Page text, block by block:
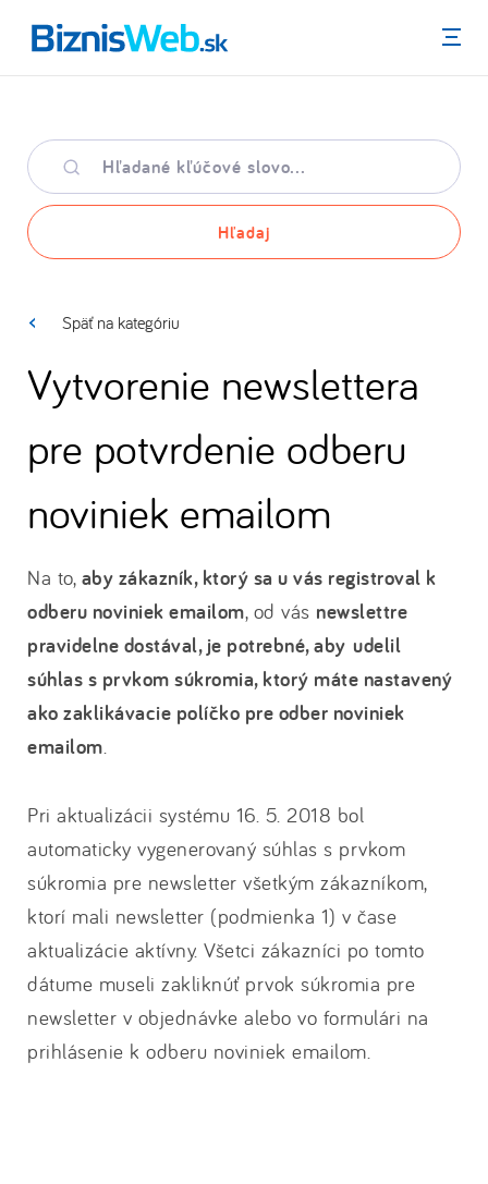
Menu
Hľadané
kľúčové
slovo
Hľadaj
Späť na kategóriu
Vytvorenie newslettera
pre potvrdenie odberu
noviniek emailom
Na to, aby zákazník, ktorý sa u vás registroval k
odberu noviniek emailom, od vás newslettre
pravidelne dostával, je potrebné, aby udelil
súhlas s prvkom súkromia, ktorý máte nastavený
ako zaklikávacie políčko pre odber noviniek
emailom.
Pri aktualizácii systému 16. 5. 2018 bol
automaticky vygenerovaný súhlas s prvkom
súkromia pre newsletter všetkým zákazníkom,
ktorí mali newsletter (podmienka 1) v čase
aktualizácie aktívny. Všetci zákazníci po tomto
dátume museli zakliknúť prvok súkromia pre
newsletter v objednávke alebo vo formulári na
prihlásenie k odberu noviniek emailom.